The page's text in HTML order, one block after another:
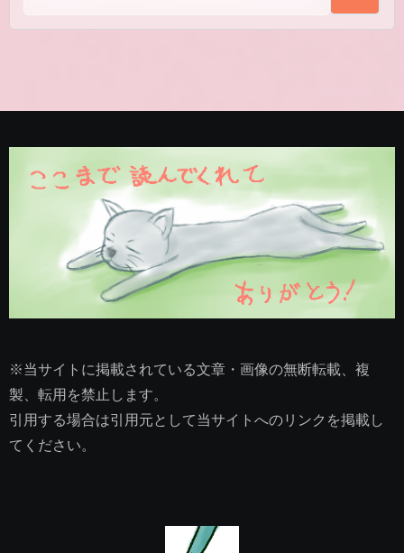
※当サイトに掲載されている文章・画像の無断転載、複
製、転用を禁止します。
引用する場合は引用元として当サイトへのリンクを掲載し
てください。